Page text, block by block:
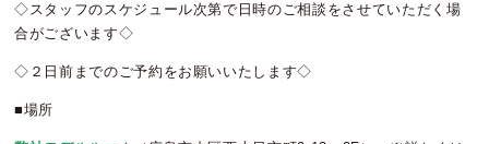
◇スタッフのスケジュール次第で日時のご相談をさせていただく場
合がございます◇
◇２日前までのご予約をお願いいたします◇
■場所